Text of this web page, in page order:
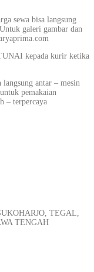
sewa bisa langsung
galeri gambar dan
kepada kurir ketika
antar – mesin
pemakaian
– terpercaya
TEGAL,
TENGAH